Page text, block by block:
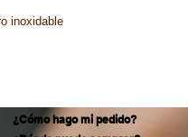
inoxidable
¿Cómo hago mi pedido?